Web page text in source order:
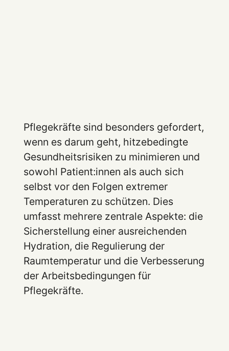
Pflegekräfte sind besonders gefordert,
wenn es darum geht, hitzebedingte
Gesundheitsrisiken zu minimieren und
sowohl Patient:innen als auch sich
selbst vor den Folgen extremer
Temperaturen zu schützen. Dies
umfasst mehrere zentrale Aspekte: die
Sicherstellung einer ausreichenden
Hydration, die Regulierung der
Raumtemperatur und die Verbesserung
der Arbeitsbedingungen für
Pflegekräfte.